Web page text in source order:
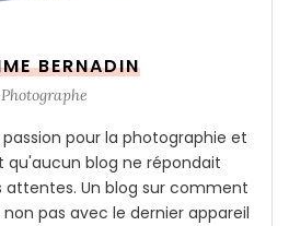
BERNADIN
Photographe
pour la photographie et
blog ne répondait
Un blog sur comment
pas avec le dernier appareil